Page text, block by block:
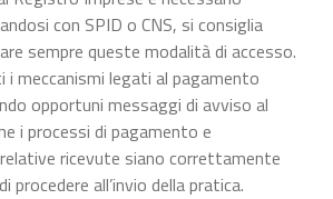
con SPID o CNS, si consiglia
sempre queste modalità di accesso.
meccanismi legati al pagamento
opportuni messaggi di avviso al
i processi di pagamento e
ricevute siano correttamente
procedere all’invio della pratica.